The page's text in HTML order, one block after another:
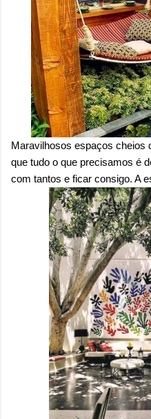
onde queremos
maioria das p...
Maravilhosos espaços cheios
que tudo o que precisamos é
com tantos e ficar consigo. A